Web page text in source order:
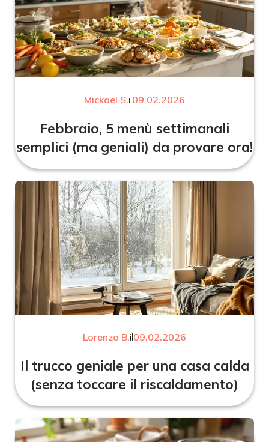
Mickael S.il09.02.2026
Febbraio, 5 menù settimanali
semplici (ma geniali) da provare ora!
Lorenzo B.il09.02.2026
Il trucco geniale per una casa calda
(senza toccare il riscaldamento)